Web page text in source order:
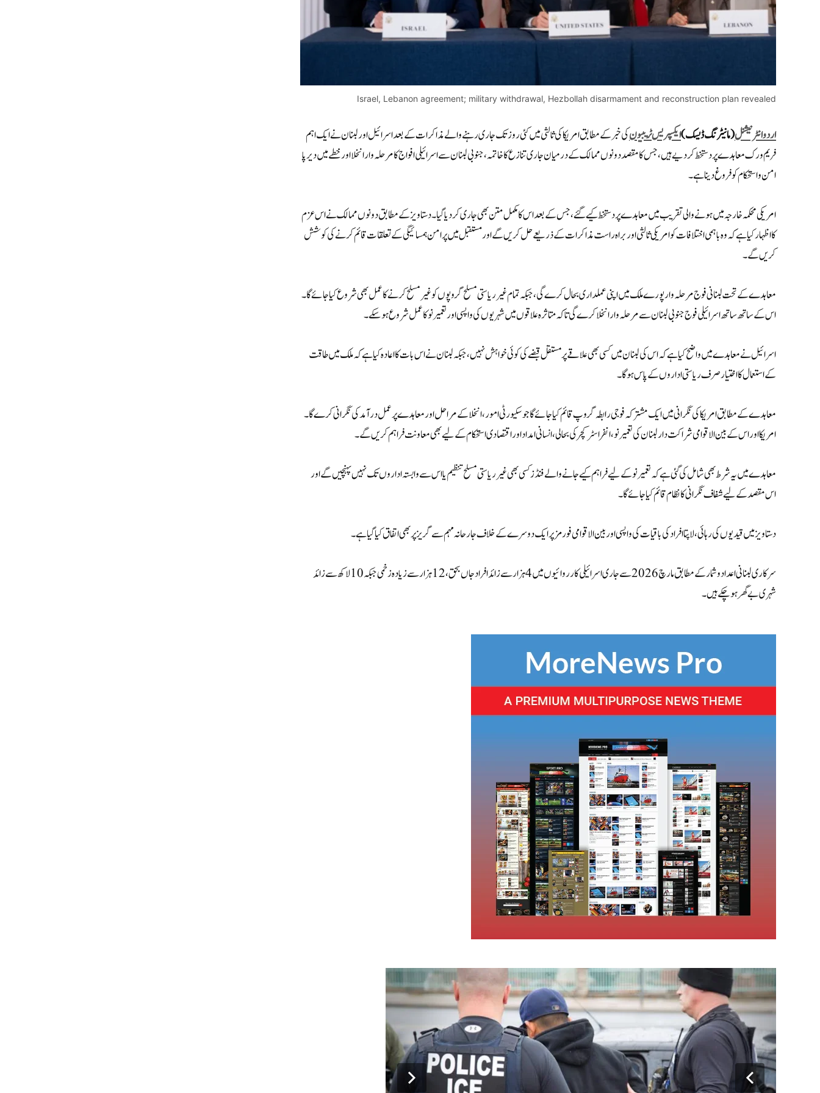
Israel, Lebanon agreement; military withdrawal, Hezbollah disarmament and reconstruction plan revealed
اردو انٹرنیشنل(مانیٹرنگ ڈیسک)ایکسپریس ٹریبیونکی خبر کے مطابق امریکا کی ثالثی میں کئی روز تک جاری رہنے والے مذاکرات کے بعد اسرائیل اور لبنان نے ایک اہم
فریم ورک معاہدے پر دستخط کر دیے ہیں، جس کا مقصد دونوں ممالک کے درمیان جاری تنازع کا خاتمہ، جنوبی لبنان سے اسرائیلی افواج کا مرحلہ وار انخلا اور خطے میں دیرپا
امن و استحکام کو فروغ دینا ہے۔
امریکی محکمہ خارجہ میں ہونے والی تقریب میں معاہدے پر دستخط کیے گئے، جس کے بعد اس کا مکمل متن بھی جاری کر دیا گیا۔ دستاویز کے مطابق دونوں ممالک نے اس عزم
کا اظہار کیا ہے کہ وہ باہمی اختلافات کو امریکی ثالثی اور براہ راست مذاکرات کے ذریعے حل کریں گے اور مستقبل میں پرامن ہمسائیگی کے تعلقات قائم کرنے کی کوشش
کریں گے۔
معاہدے کے تحت لبنانی فوج مرحلہ وار پورے ملک میں اپنی عملداری بحال کرے گی، جبکہ تمام غیر ریاستی مسلح گروپوں کو غیر مسلح کرنے کا عمل بھی شروع کیا جائے گا۔
اس کے ساتھ ساتھ اسرائیلی فوج جنوبی لبنان سے مرحلہ وار انخلا کرے گی تاکہ متاثرہ علاقوں میں شہریوں کی واپسی اور تعمیر نو کا عمل شروع ہو سکے۔
اسرائیل نے معاہدے میں واضح کیا ہے کہ اس کی لبنان میں کسی بھی علاقے پر مستقل قبضے کی کوئی خواہش نہیں، جبکہ لبنان نے اس بات کا اعادہ کیا ہے کہ ملک میں طاقت
کے استعمال کا اختیار صرف ریاستی اداروں کے پاس ہوگا۔
معاہدے کے مطابق امریکا کی نگرانی میں ایک مشترکہ فوجی رابطہ گروپ قائم کیا جائے گا جو سکیورٹی امور، انخلا کے مراحل اور معاہدے پر عمل درآمد کی نگرانی کرے گا۔
امریکا اور اس کے بین الاقوامی شراکت دار لبنان کی تعمیر نو، انفراسٹرکچر کی بحالی، انسانی امداد اور اقتصادی استحکام کے لیے بھی معاونت فراہم کریں گے۔
معاہدے میں یہ شرط بھی شامل کی گئی ہے کہ تعمیر نو کے لیے فراہم کیے جانے والے فنڈز کسی بھی غیر ریاستی مسلح تنظیم یا اس سے وابستہ اداروں تک نہیں پہنچیں گے اور
اس مقصد کے لیے شفاف نگرانی کا نظام قائم کیا جائے گا۔
دستاویز میں قیدیوں کی رہائی، لاپتا افراد کی باقیات کی واپسی اور بین الاقوامی فورمز پر ایک دوسرے کے خلاف جارحانہ مہم سے گریز پر بھی اتفاق کیا گیا ہے۔
سرکاری لبنانی اعداد و شمار کے مطابق مارچ 2026 سے جاری اسرائیلی کارروائیوں میں 4 ہزار سے زائد افراد جاں بحق، 12 ہزار سے زیادہ زخمی جبکہ 10 لاکھ سے زائد
شہری بے گھر ہو چکے ہیں۔